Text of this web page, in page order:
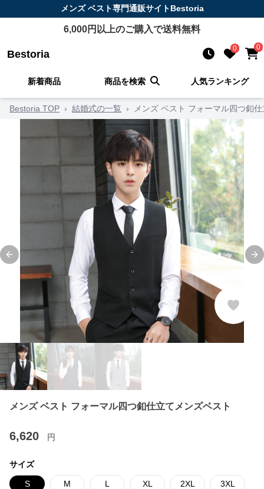
メンズ ベスト専門通販サイトBestoria
6,000円以上のご購入で送料無料
Bestoria 0 0
新着商品 商品を検索 人気ランキング
Bestoria TOP › 結婚式の一覧 › メンズ ベスト フォーマル四つ釦
Previous slide
メンズ ベスト フォーマル四つ釦仕立てメンズベスト
6,620 円
サイズ
S M L XL 2XL 3XL